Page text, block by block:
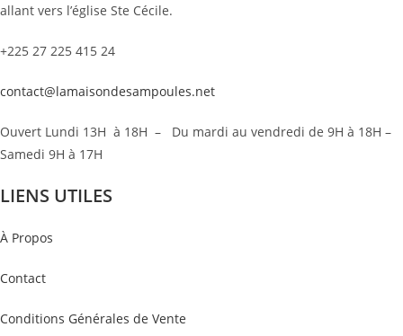
allant vers l’église Ste Cécile.
+225 27 225 415 24
contact@lamaisondesampoules.net
Ouvert Lundi 13H à 18H – Du mardi au vendredi de 9H à 18H –
Samedi 9H à 17H
LIENS UTILES
À Propos
Contact
Conditions Générales de Vente